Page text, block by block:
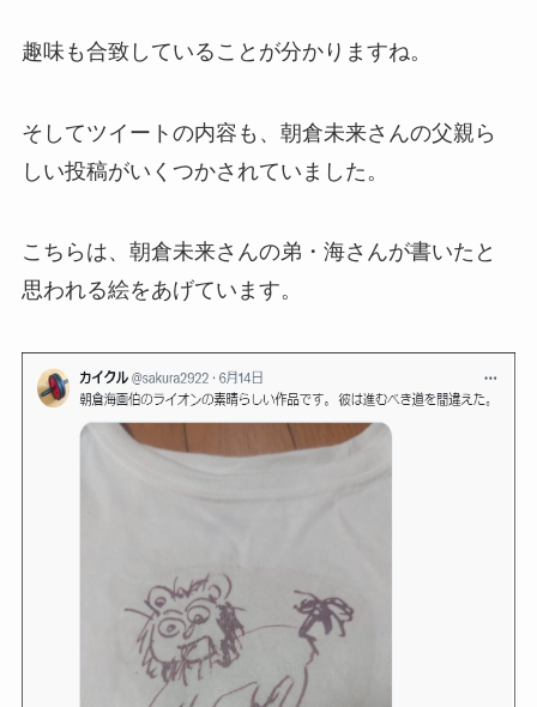
趣味も合致していることが分かりますね。
そしてツイートの内容も、朝倉未来さんの父親ら
しい投稿がいくつかされていました。
こちらは、朝倉未来さんの弟・海さんが書いたと
思われる絵をあげています。